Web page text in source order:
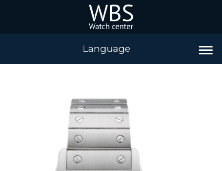
Language